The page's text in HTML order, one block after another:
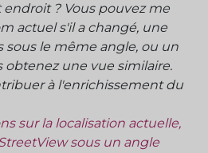
endroit ? Vous pouvez me
actuel s'il a changé, une
sous le même angle, ou un
obtenez une vue similaire.
à l'enrichissement du
sur la localisation actuelle,
sous un angle